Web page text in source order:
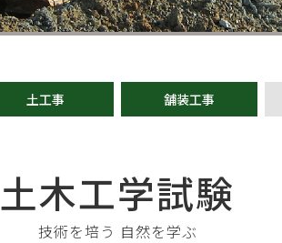
土工事 舗装工事
土木工学試験
技術を培う 自然を学ぶ